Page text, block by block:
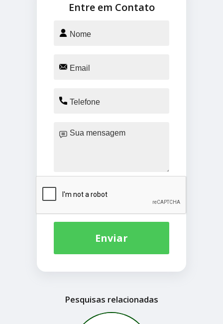
Entre em Contato
Enviar
Pesquisas relacionadas